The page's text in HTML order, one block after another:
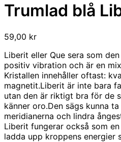
Trumlad blå
59,00 kr
Liberit eller Que sera som
positiv vibration och är en
Kristallen innehåller oftast:
magnetit.Liberit är inte bara
utan den är riktigt bra för de
känner oro.Den sägs kunna
meridianerna och lindra
Liberit fungerar också som
ladda upp kroppens energier